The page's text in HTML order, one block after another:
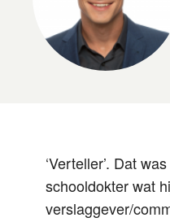
‘Verteller’. Dat
schooldokter wat
verslaggever/